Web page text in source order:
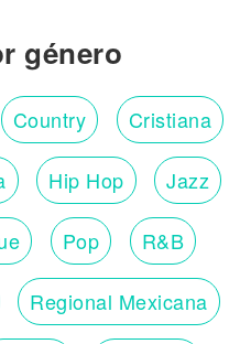
género
Country Cristiana
Hip Hop Jazz
Pop R&B
Regional Mexicana